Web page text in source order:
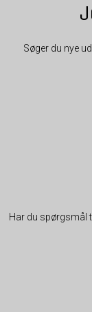
Søger du nye
Har du spørgsmål